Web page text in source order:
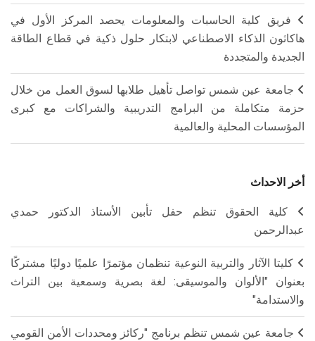
فريق كلية الحاسبات والمعلومات يحصد المركز الأول في
هاكاثون الذكاء الاصطناعي لابتكار حلول ذكية في قطاع الطاقة
الجديدة والمتجددة
جامعة عين شمس تواصل تأهيل طلابها لسوق العمل من خلال
حزمة متكاملة من البرامج التدريبية والشراكات مع كبرى
المؤسسات المحلية والعالمية
أخر الاحداث
كلية الحقوق تنظم حفل تأبين الأستاذ الدكتور حمدي
عبدالرحمن
كليتا الآثار والتربية النوعية تنظمان مؤتمرًا علميًا دوليًا مشتركًا
بعنوان "الألوان والموسيقى: لغة بصرية وسمعية بين التراث
والاستدامة"
جامعة عين شمس تنظم برنامج "ركائز ومحددات الأمن القومي